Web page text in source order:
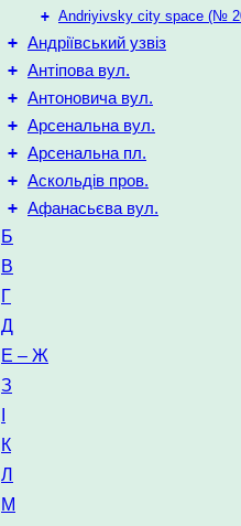
+ Andriyivsky city space (№
+ Андріївський узвіз
+ Антіпова вул.
+ Антоновича вул.
+ Арсенальна вул.
+ Арсенальна пл.
+ Аскольдів пров.
+ Афанасьєва вул.
Б
В
Г
Д
Е – Ж
З
К
Л
М